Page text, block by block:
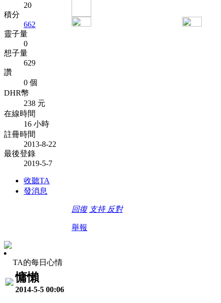
20
積分
662
靈子量
0
想子量
629
讚
0 個
DHR幣
238 元
在線時間
16 小時
註冊時間
2013-8-22
最後登錄
2019-5-7
收聽TA
發消息
回復 支持 反對
舉報
TA的每日心情
慵懶
2014-5-5 00:06